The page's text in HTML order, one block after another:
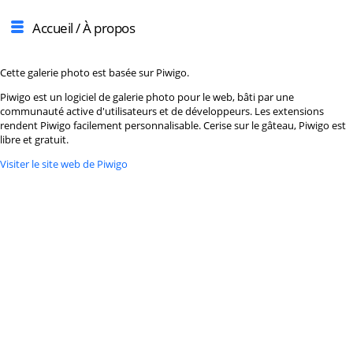
Accueil/ À propos
Cette galerie photo est basée sur Piwigo.
Piwigo est un logiciel de galerie photo pour le web, bâti par une
communauté active d'utilisateurs et de développeurs. Les extensions
rendent Piwigo facilement personnalisable. Cerise sur le gâteau, Piwigo est
libre et gratuit.
Visiter le site web de Piwigo